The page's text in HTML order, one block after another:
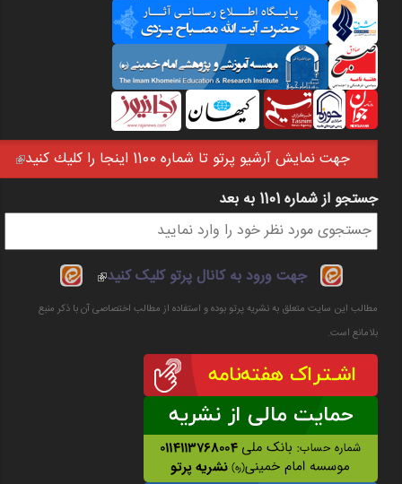
جهت نمايش آرشيو پرتو تا شماره 1100 اينجا را كليك كنيد
فرم جستجو
جستجو از شماره 1101 به بعد
جهت ورود به کانال پرتو کلیک کنید
(link is
external)
مطالب این سایت متعلق به نشریه پرتو بوده و استفاده از مطالب اختصاصی آن با ذکر منبع
بلامانع است.